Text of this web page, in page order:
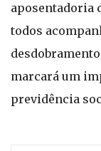
aposentadoria
todos
marcará um
previdência